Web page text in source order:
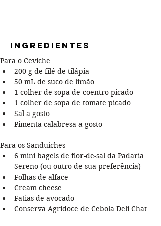
Ingredientes
Para o Ceviche
200 g de filé de tilápia
50 mL de suco de limão
1 colher de sopa de coentro picado
1 colher de sopa de tomate picado
Sal a gosto
Pimenta calabresa a gosto
Para os Sanduíches
6 mini bagels de flor-de-sal da Padaria
Sereno (ou outro de sua preferência)
Folhas de alface
Cream cheese
Fatias de avocado
Conserva Agridoce de Cebola Deli Chat